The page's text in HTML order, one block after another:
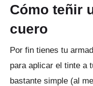
Cómo teñir
cuero
Por fin tienes tu
para aplicar el tinte a
bastante simple (al